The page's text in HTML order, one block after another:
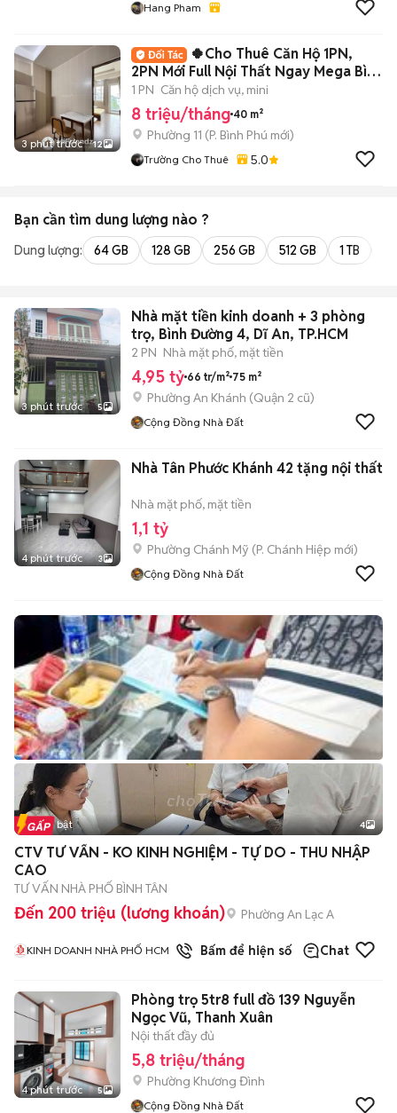
Hang Pham
3 phút trước 12
🍀Cho Thuê Căn Hộ 1PN,
2PN Mới Full Nội Thất Ngay Mega Bình
Phú- Q6🍀
1 PN Căn hộ dịch vụ, mini
8 triệu/tháng 40 m²
Phường 11 (P. Bình Phú mới)
Trường Cho Thuê 5.0
Bạn cần tìm dung lượng nào ?
Dung lượng: 64 GB 128 GB 256 GB 512 GB 1 TB
3 phút trước 5
Nhà mặt tiền kinh doanh + 3 phòng
trọ, Bình Đường 4, Dĩ An, TP.HCM
2 PN Nhà mặt phố, mặt tiền
4,95 tỷ 66 tr/m² 75 m²
Phường An Khánh (Quận 2 cũ)
Cộng Đồng Nhà Đất
4 phút trước 3
Nhà Tân Phước Khánh 42 tặng nội thất
Nhà mặt phố, mặt tiền
1,1 tỷ
Phường Chánh Mỹ (P. Chánh Hiệp mới)
Cộng Đồng Nhà Đất
Tin nổi bật 4
CTV TƯ VẤN - KO KINH NGHIỆM - TỰ DO - THU NHẬP
CAO
TƯ VẤN NHÀ PHỐ BÌNH TÂN
Đến 200 triệu (lương khoán) Phường An Lạc A
KINH DOANH NHÀ PHỐ HCM 1đã bánBấm để hiện số Chat
4 phút trước 5
Phòng trọ 5tr8 full đồ 139 Nguyễn
Ngọc Vũ, Thanh Xuân
Nội thất đầy đủ
5,8 triệu/tháng
Phường Khương Đình
Cộng Đồng Nhà Đất